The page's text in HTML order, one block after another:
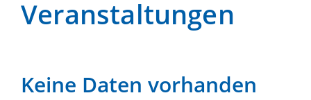
Veranstaltungen
Keine Daten vorhanden